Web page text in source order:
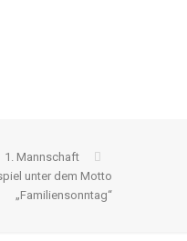
1. Mannschaft
unter dem Motto
„Familiensonntag“